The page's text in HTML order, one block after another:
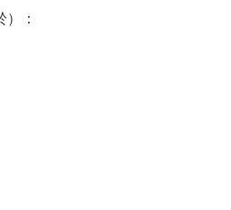
：